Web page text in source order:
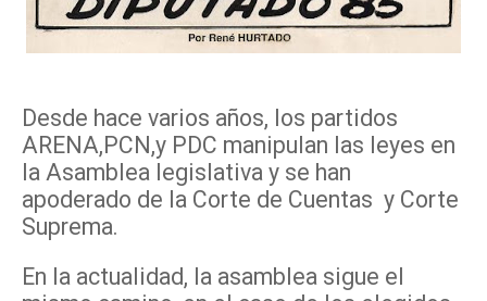
Desde hace varios años, los partidos
ARENA,PCN,y PDC manipulan las leyes en
la Asamblea legislativa y se han
apoderado de la Corte de Cuentas y Corte
Suprema.
En la actualidad, la asamblea sigue el